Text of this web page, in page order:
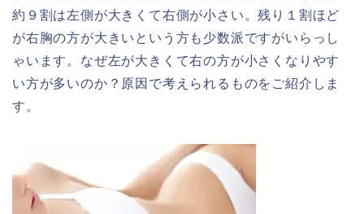
約９割は左側が大きくて右側が小さい。残り１割ほど
が右胸の方が大きいという方も少数派ですがいらっし
ゃいます。なぜ左が大きくて右の方が小さくなりやす
い方が多いのか？原因で考えられるものをご紹介しま
す。